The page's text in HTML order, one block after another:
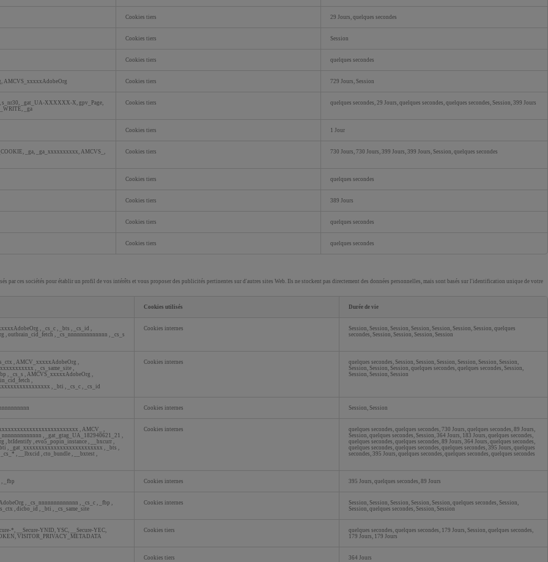
Cookies tiers 29 Jours, quelques secondes
Cookies tiers Session
Cookies tiers quelques secondes
AMCVS_xxxxxAdobeOrg Cookies tiers 729 Jours, Session
s_nr30, _gat_UA-XXXXXX-X, gpv_Page,
_ga
Cookies tiers quelques secondes, 29 Jours, quelques secondes, quelques secondes, Session, 399 Jours
Cookies tiers 1 Jour
_ga, _ga_xxxxxxxxxx, AMCVS_,
Cookies tiers 730 Jours, 730 Jours, 399 Jours, 399 Jours, Session, quelques secondes
Cookies tiers quelques secondes
Cookies tiers 389 Jours
Cookies tiers quelques secondes
Cookies tiers quelques secondes
par ces sociétés pour établir un profil de vos intérêts et vous proposer des publicités pertinentes sur d'autres sites Web. Ils ne stockent pas directement des données personnelles, mais sont basés sur l'identification unique de votre
Cookies utilisés Durée de vie
, _cs_c , _bts , _cs_id ,
, outbrain_cid_fetch , _cs_nnnnnnnnnnnnn ,
_cs_s
Cookies internes
Session, Session, Session, Session, Session, Session, Session, quelques
secondes, Session, Session, Session, Session
, AMCV_xxxxxAdobeOrg ,
, _cs_same_site ,
, _cs_s , AMCVS_xxxxxAdobeOrg ,
,
, _bti , _cs_c , _cs_id
Cookies internes
quelques secondes, Session, Session, Session, Session, Session, Session,
Session, Session, Session, quelques secondes, quelques secondes, Session,
Session, Session, Session
Cookies internes Session, Session
, AMCV_ ,
, _gat_gtag_UA_182940621_21 ,
, btIdentify , evo5_popin_instance , __bxcurr ,
_bti , _gat_xxxxxxxxxxxxxxxxxxxxxxxxxx , _bts ,
_cs_* , __lbxcid , cto_bundle , __bxtest ,
Cookies internes
quelques secondes, quelques secondes, 730 Jours, quelques secondes, 89 Jours,
Session, quelques secondes, Session, 364 Jours, 183 Jours, quelques secondes,
quelques secondes, quelques secondes, 89 Jours, 364 Jours, quelques secondes,
quelques secondes, quelques secondes, quelques secondes, 395 Jours, quelques
secondes, 395 Jours, quelques secondes, quelques secondes, quelques secondes
, _fbp Cookies internes 395 Jours, quelques secondes, 89 Jours
, _cs_nnnnnnnnnnnnn , _cs_c , _fbp ,
, dicbo_id , _bti , _cs_same_site
Cookies internes
Session, Session, Session, Session, Session, quelques secondes, Session,
Session, quelques secondes, Session, Session
*, __Secure-YNID, YSC, __Secure-YEC,
VISITOR_PRIVACY_METADATA
Cookies tiers
quelques secondes, quelques secondes, 179 Jours, Session, quelques secondes,
179 Jours, 179 Jours
Cookies tiers 364 Jours